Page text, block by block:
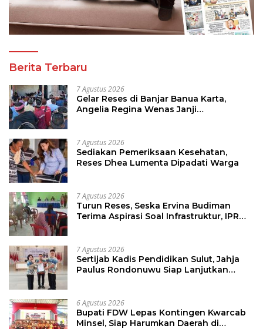
Berita Terbaru
7 Agustus 2026
Gelar Reses di Banjar Banua Karta,
Angelia Regina Wenas Janji
7 Agustus 2026
Sediakan Pemeriksaan Kesehatan,
Reses Dhea Lumenta Dipadati Warga
7 Agustus 2026
Turun Reses, Seska Ervina Budiman
Terima Aspirasi Soal Infrastruktur, IPR
7 Agustus 2026
Sertijab Kadis Pendidikan Sulut, Jahja
Paulus Rondonuwu Siap Lanjutkan
6 Agustus 2026
Bupati FDW Lepas Kontingen Kwarcab
Minsel, Siap Harumkan Daerah di